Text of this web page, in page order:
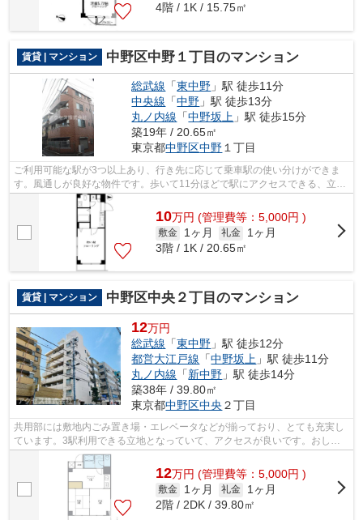
4階 / 1K / 15.75㎡
賃貸 | マンション 中野区中野１丁目のマンション
総武線 「東中野 」駅 徒歩11分
中央線 「中野 」駅 徒歩13分
丸ノ内線 「中野坂上 」駅 徒歩15分
築19年 / 20.65㎡
東京都中野区中野１丁目
ご利用可能な駅が3つ以上あり、行き先に応じて乗車駅の使い分けができま
す。風通しが良好な物件です。歩いて11分ほどで駅にアクセスできる、立地
の良さも魅力の物件です。満足できる素...
10万円 (管理費等：5,000円 )
敷金 1ヶ月 礼金
1ヶ月
3階 / 1K / 20.65㎡
賃貸 | マンション 中野区中央２丁目のマンション
12万円
総武線 「東中野 」駅 徒歩12分
都営大江戸線 「中野坂上 」駅 徒歩11分
丸ノ内線 「新中野 」駅 徒歩14分
築38年 / 39.80㎡
東京都中野区中央 ２丁目
共用部には敷地内ごみ置き場・エレベータなどが揃っており、とても充実し
ています。3駅利用できる立地となっていて、アクセスが良いです。おしゃ
れなあなたにピッタリな外観タイル張り...
12万円 (管理費等：5,000円 )
敷金 1ヶ月 礼金
1ヶ月
2階 / 2DK / 39.80㎡